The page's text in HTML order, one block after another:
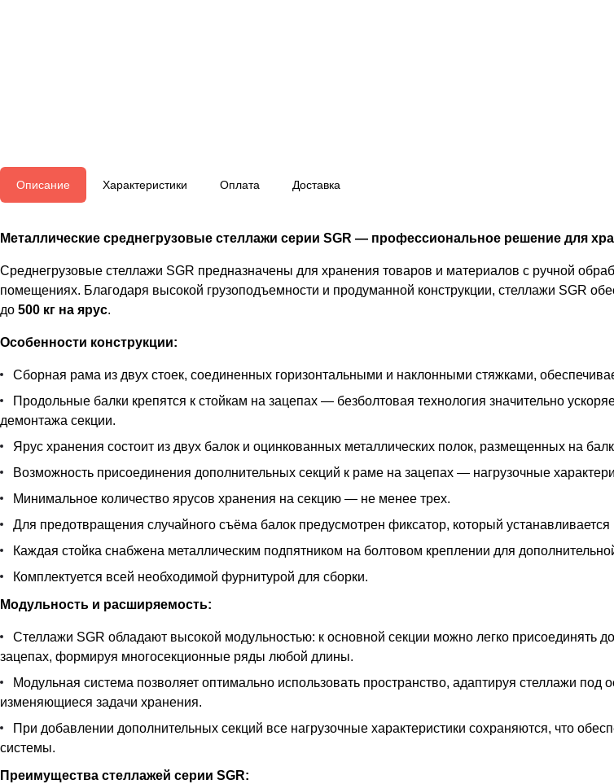
Описание Характеристики Оплата Доставка
Металлические среднегрузовые стеллажи серии SGR — профессиональное решение для
Среднегрузовые стеллажи SGR предназначены для хранения товаров и материалов с ручной
помещениях. Благодаря высокой грузоподъемности и продуманной конструкции, стеллажи SGR
до 500 кг на ярус.
Особенности конструкции:
Сборная рама из двух стоек, соединенных горизонтальными и наклонными стяжками,
Продольные балки крепятся к стойкам на зацепах — безболтовая технология значительно
демонтажа секции.
Ярус хранения состоит из двух балок и оцинкованных металлических полок, размещенных на
Возможность присоединения дополнительных секций к раме на зацепах — нагрузочные
Минимальное количество ярусов хранения на секцию — не менее трех.
Для предотвращения случайного съёма балок предусмотрен фиксатор, который
Каждая стойка снабжена металлическим подпятником на болтовом креплении для
Комплектуется всей необходимой фурнитурой для сборки.
Модульность и расширяемость:
Стеллажи SGR обладают высокой модульностью: к основной секции можно легко присоединять
зацепах, формируя многосекционные ряды любой длины.
Модульная система позволяет оптимально использовать пространство, адаптируя стеллажи под
изменяющиеся задачи хранения.
При добавлении дополнительных секций все нагрузочные характеристики сохраняются, что
системы.
Преимущества стеллажей серии SGR: